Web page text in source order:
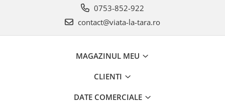
0753-852-922
contact@viata-la-tara.ro
MAGAZINUL MEU
CLIENTI
DATE COMERCIALE